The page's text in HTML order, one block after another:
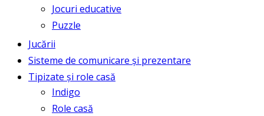
Jocuri educative
Puzzle
Jucării
Sisteme de comunicare și prezentare
Tipizate și role casă
Indigo
Role casă